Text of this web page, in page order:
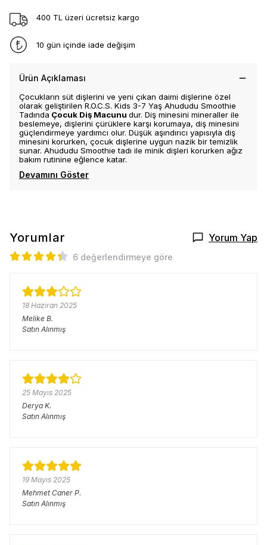
400 TL üzeri ücretsiz kargo
10 gün içinde iade değişim
Ürün Açıklaması
Çocukların süt dişlerini ve yeni çıkan daimi dişlerine özel
olarak geliştirilen R.O.C.S. Kids 3-7 Yaş Ahududu Smoothie
Tadında Çocuk Diş Macunu dur. Diş minesini mineraller ile
beslemeye, dişlerini çürüklere karşı korumaya, diş minesini
güçlendirmeye yardımcı olur. Düşük aşındırıcı yapısıyla diş
minesini korurken, çocuk dişlerine uygun nazik bir temizlik
sunar. Ahududu Smoothie tadı ile minik dişleri korurken ağız
bakım rutinine eğlence katar.
Devamını Göster
Yorumlar Yorum Yap
6 değerlendirmeye göre
18 Haziran 2025
Melike B.
Satın Alınmış
25 Mayıs 2025
Derya K.
Satın Alınmış
19 Mayıs 2025
Mehmet Caner P.
Satın Alınmış